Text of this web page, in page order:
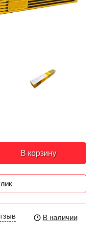
В корзину
В наличии